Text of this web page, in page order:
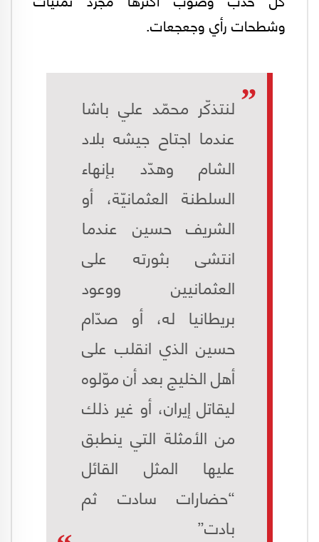
وشطحات رأي وجعجعات.
لنتذكّر محمّد علي باشا
عندما اجتاح جيشه بلاد
الشام وهدّد بإنهاء
السلطنة العثمانيّة، أو
الشريف حسين عندما
انتشى بثورته على
العثمانيين ووعود
بريطانيا له، أو صدّام
حسين الذي انقلب على
أهل الخليج بعد أن موّلوه
ليقاتل إيران، أو غير ذلك
من الأمثلة التي ينطبق
عليها المثل القائل
“حضارات سادت ثم
بادت”